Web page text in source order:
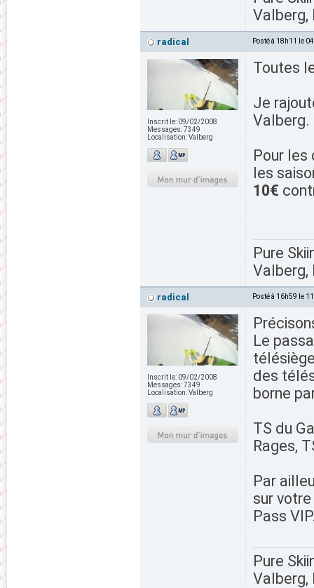
Valberg,
radical Posté à 18h11 le
Inscrit le: 09/02/2008
Messages:7349
Localisation:Valberg
Toutes
Je
Valberg.
Pour les
les
10€
Pure
Valberg,
radical Posté à 16h59 le
Inscrit le: 09/02/2008
Messages:7349
Localisation:Valberg
Le
des
borne
TS du
Rages,
Par
sur
Pass
Pure
Valberg,